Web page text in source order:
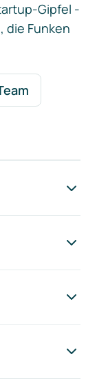
Gipfel -
die Funken